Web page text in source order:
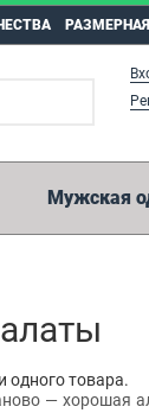
Мужская
одного товара.
— хорошая